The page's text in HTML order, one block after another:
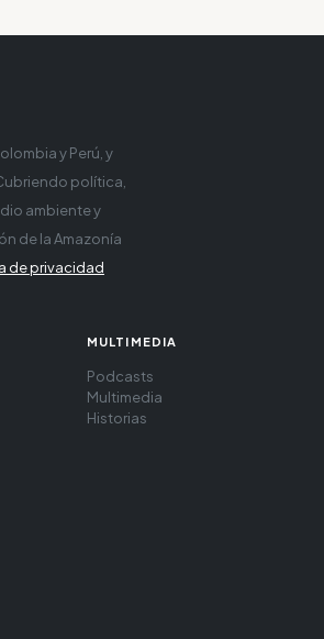
y Perú, y
política,
ambiente y
de la Amazonía
de privacidad
MULTIMEDIA
Podcasts
Multimedia
Historias